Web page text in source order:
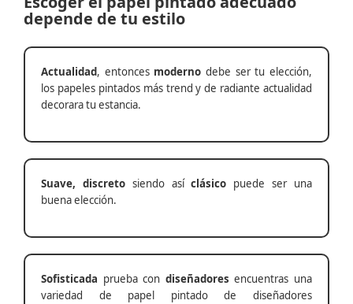
depende de tu estilo
Actualidad, entonces moderno debe ser tu elección,
los papeles pintados más trend y de radiante actualidad
decorara tu estancia.
Suave, discretosiendo asíclásico puede ser una
buena elección.
Sofisticada prueba con diseñadores encuentras una
variedad de papel pintado de diseñadores